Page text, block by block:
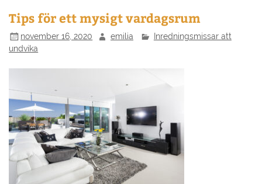
Tips för ett mysigt vardagsrum
november 16, 2020 emilia
Inredningsmissar att
undvika